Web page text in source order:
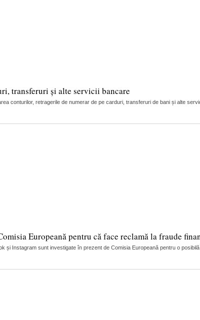
transferuri și alte servicii bancare
conturilor, retragerile de numerar de pe carduri, transferuri de bani și alte
Europeană pentru că face reclamă la fraude
și Instagram sunt investigate în prezent de Comisia Europeană pentru o